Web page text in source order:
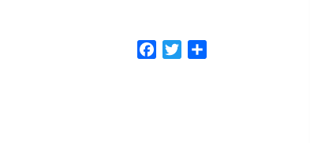
Facebook
Twitter